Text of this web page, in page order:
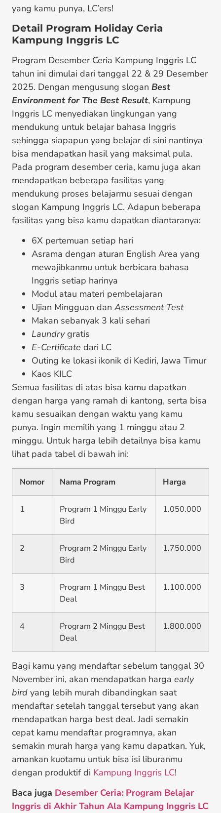
yang kamu punya, LC’ers!
Detail Program Holiday Ceria
Kampung Inggris LC
Program Desember Ceria Kampung Inggris LC
tahun ini dimulai dari tanggal 22 & 29 Desember
2025. Dengan mengusung slogan Best
Environment for The Best Result, Kampung
Inggris LC menyediakan lingkungan yang
mendukung untuk belajar bahasa Inggris
sehingga siapapun yang belajar di sini nantinya
bisa mendapatkan hasil yang maksimal pula.
Pada program desember ceria, kamu juga akan
mendapatkan beberapa fasilitas yang
mendukung proses belajarmu sesuai dengan
slogan Kampung Inggris LC. Adapun beberapa
fasilitas yang bisa kamu dapatkan diantaranya:
6X pertemuan setiap hari
Asrama dengan aturan English Area yang
mewajibkanmu untuk berbicara bahasa
Inggris setiap harinya
Modul atau materi pembelajaran
Ujian Mingguan dan Assessment Test
Makan sebanyak 3 kali sehari
Laundrygratis
E-Certificate dari LC
Outing ke lokasi ikonik di Kediri, Jawa Timur
Kaos KILC
Semua fasilitas di atas bisa kamu dapatkan
dengan harga yang ramah di kantong, serta bisa
kamu sesuaikan dengan waktu yang kamu
punya. Ingin memilih yang 1 minggu atau 2
minggu. Untuk harga lebih detailnya bisa kamu
lihat pada tabel di bawah ini:
Nomor Nama Program Harga
1
Program 1 Minggu Early
Bird
1.050.000
2
Program 2 Minggu Early
Bird
1.750.000
3
Program 1 Minggu Best
Deal
1.100.000
4
Program 2 Minggu Best
Deal
1.800.000
Bagi kamu yang mendaftar sebelum tanggal 30
November ini, akan mendapatkan harga early
bird yang lebih murah dibandingkan saat
mendaftar setelah tanggal tersebut yang akan
mendapatkan harga best deal. Jadi semakin
cepat kamu mendaftar programnya, akan
semakin murah harga yang kamu dapatkan. Yuk,
amankan kuotamu untuk bisa isi liburanmu
dengan produktif di Kampung Inggris LC!
Baca juga Desember Ceria: Program Belajar
Inggris di Akhir Tahun Ala Kampung Inggris LC